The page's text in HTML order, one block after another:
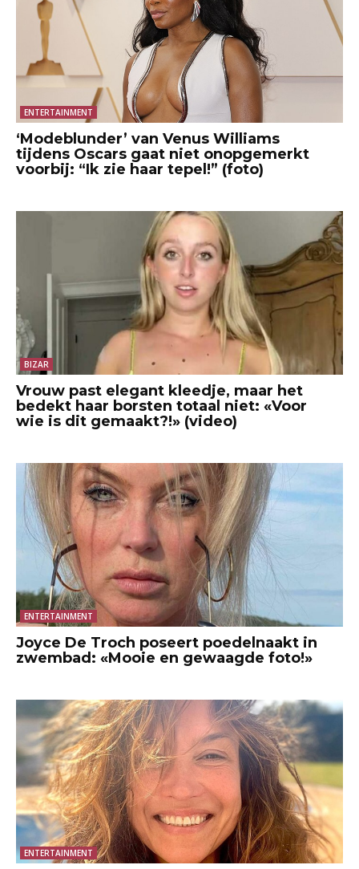
ENTERTAINMENT
‘Modeblunder’ van Venus Williams
tijdens Oscars gaat niet onopgemerkt
voorbij: “Ik zie haar tepel!” (foto)
BIZAR
Vrouw past elegant kleedje, maar het
bedekt haar borsten totaal niet: «Voor
wie is dit gemaakt?!» (video)
ENTERTAINMENT
Joyce De Troch poseert poedelnaakt in
zwembad: «Mooie en gewaagde foto!»
ENTERTAINMENT